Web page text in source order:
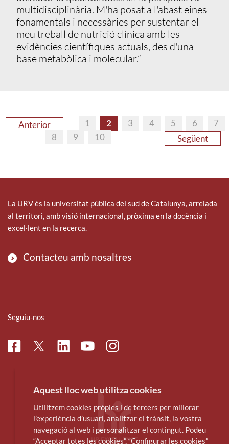
multidisciplinària. M'ha posat a l'abast eines
fonamentals i necessàries per sustentar el
meu treball de nutrició clínica amb les
evidències científiques actuals, des d'una
base metabòlica i molecular.”
Anterior 1 2 3 4 5 6
7
8
9 10 Següent
La URV és la universitat pública del sud de Catalunya, arrelada
al territori, amb visió internacional, pròxima en la docència i
excel·lent en la recerca.
Contacteu amb nosaltres
Seguiu-nos
FacebookTwitterLinkedinYoutubeInstagram
Aquest lloc web utilitza cookies
Utilitzem cookies pròpies i de tercers per millorar
l’experiència d’usuari, analitzar el trànsit, la vostra
navegació al web i personalitzar el contingut. Podeu
“Acceptar totes les cookies”, “Configurar les cookies”